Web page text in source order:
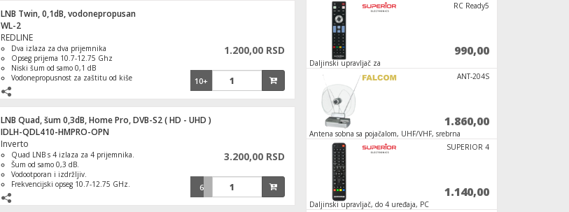
LNB Twin, 0,1dB, vodonepropusan
WL-2
REDLINE
Dva izlaza za dva prijemnika
Opseg prijema 10.7-12.75 Ghz
Niski šum od samo 0,1 dB
Vodonepropusnost za zaštitu od kiše
1.200,00 RSD
10+
LNB Quad, šum 0,3dB, Home Pro, DVB-S2 ( HD - UHD )
IDLH-QDL410-HMPRO-OPN
Inverto
Quad LNB s 4 izlaza za 4 prijemnika.
Šum od samo 0,3 dB.
Vodootporan i izdržljiv.
Frekvencijski opseg 10.7-12.75 GHz.
3.200,00 RSD
6
1D
2.190,00
Antena Uni GSM 700-2700MHz, 9-11dBi
6.240,00
Daljinski upravljač za
LG/Samsung/Sony/Panasonic/Philips
RC Ready5
990,00
Antena sobna sa pojačalom, UHF/VHF, srebrna
ANT-204S
1.860,00
Daljinski upravljač, do 4 uređaja, PC
SUPERIOR 4
1.140,00